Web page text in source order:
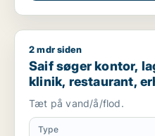
Saif søger kontor, lager,
2 mdr siden
Saif søger kontor,
klinik, restaurant,
produktionslokaler
Storkøbenhavn
Tæt på vand/å/flod.
Type